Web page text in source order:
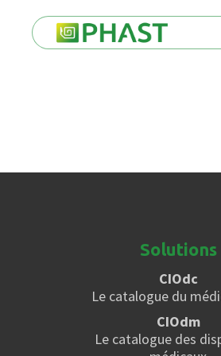
Solutions
CIOdc
Le catalogue du
CIOdm
Le catalogue des